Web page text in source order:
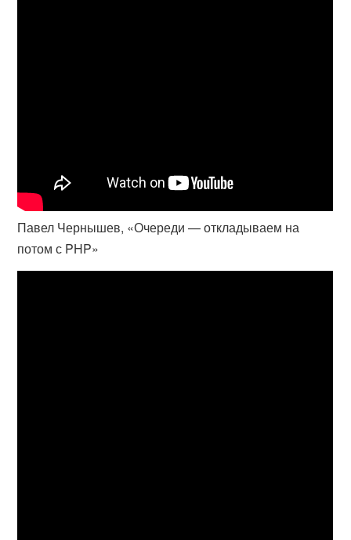
Павел Чернышев, «Очереди — откладываем на
потом с PHP»